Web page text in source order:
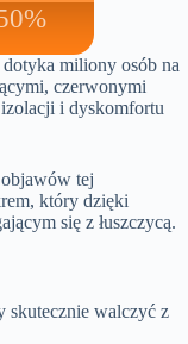
miliony osób na
czerwonymi
i dyskomfortu
objawów tej
który dzięki
się z łuszczycą.
skutecznie walczyć z